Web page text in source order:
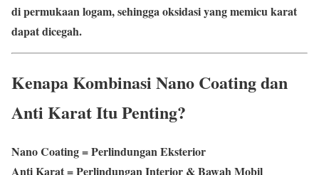
di permukaan logam, sehingga oksidasi yang memicu karat
dapat dicegah.
Kenapa Kombinasi Nano Coating dan
Anti Karat Itu Penting?
Nano Coating = Perlindungan Eksterior
Anti Karat = Perlindungan Interior & Bawah Mobil